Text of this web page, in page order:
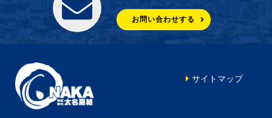
お問い合わせする
サイトマップ